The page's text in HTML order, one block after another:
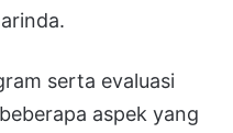
serta evaluasi
aspek yang